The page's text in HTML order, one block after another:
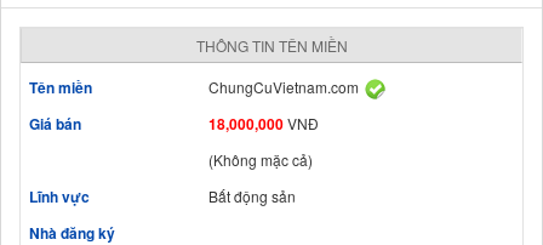
THÔNG TIN TÊN MIỀN
Tên miền ChungCuVietnam.com
Giá bán 18,000,000VNĐ
(Không mặc cả)
Lĩnh vực Bất động sản
Nhà đăng ký